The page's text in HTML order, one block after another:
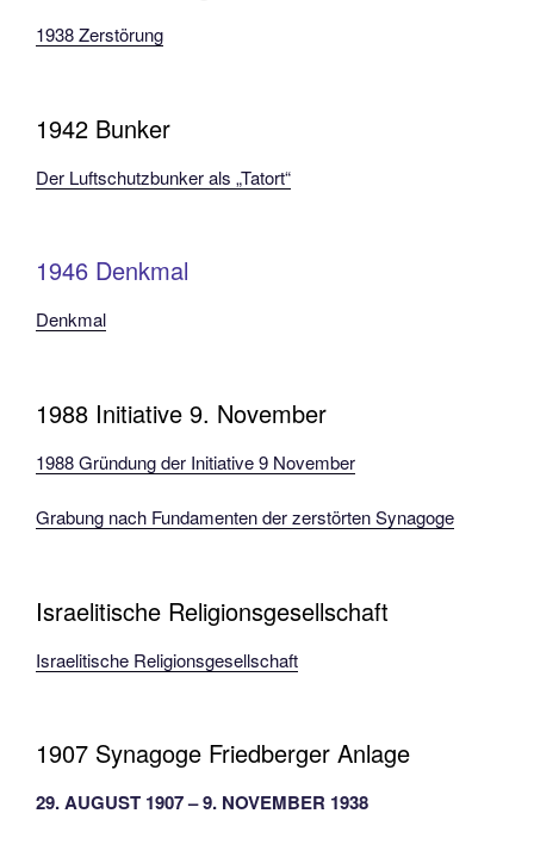
1938 Zerstörung
1942 Bunker
Der Luftschutzbunker als „Tatort“
1946 Denkmal
Denkmal
1988 Initiative 9. November
1988 Gründung der Initiative 9 November
Grabung nach Fundamenten der zerstörten Synagoge
Israelitische Religionsgesellschaft
Israelitische Religionsgesellschaft
1907 Synagoge Friedberger Anlage
29. AUGUST 1907 – 9. NOVEMBER 1938